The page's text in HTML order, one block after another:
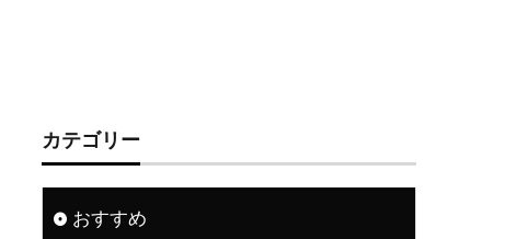
カテゴリー
おすすめ